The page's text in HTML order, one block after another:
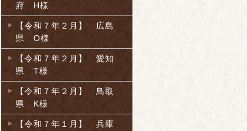
府 H様
【令和７年２月】 広島
県 O様
【令和７年２月】 愛知
県 T様
【令和７年２月】 鳥取
県 K様
【令和７年１月】 兵庫